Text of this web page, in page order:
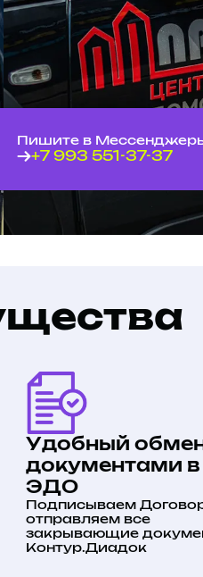
Пишите в
+7 993 551-37-37
Удобный
документами в
ЭДО
Подписываем
отправляем все
закрывающие
Контур.Диадок